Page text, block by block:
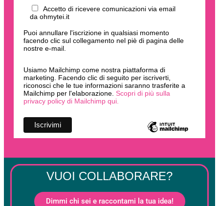
Accetto di ricevere comunicazioni via email
da ohmytei.it
Puoi annullare l'iscrizione in qualsiasi momento
facendo clic sul collegamento nel piè di pagina delle
nostre e-mail.
Usiamo Mailchimp come nostra piattaforma di
marketing. Facendo clic di seguito per iscriverti,
riconosci che le tue informazioni saranno trasferite a
Mailchimp per l'elaborazione. Scopri di più sulla
privacy policy di Mailchimp qui.
VUOI COLLABORARE?
Dimmi chi sei e raccontami la tua idea!